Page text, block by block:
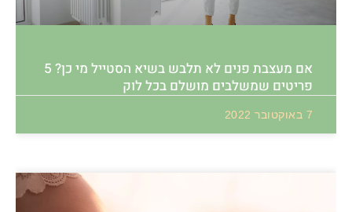
אם מעצבת פנים לא תלבש בשיא הסטייל מי כן? 5
פריטים שמשלבים מושלם בכל לוק
7 באוקטובר 2022